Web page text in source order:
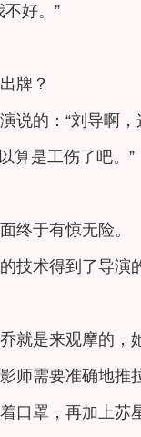
好。”
牌？
说的：“刘导啊
算是工伤了吧。”
终于有惊无险。
技术得到了导
就是来观摩的
师需要准确地
口罩，再加上